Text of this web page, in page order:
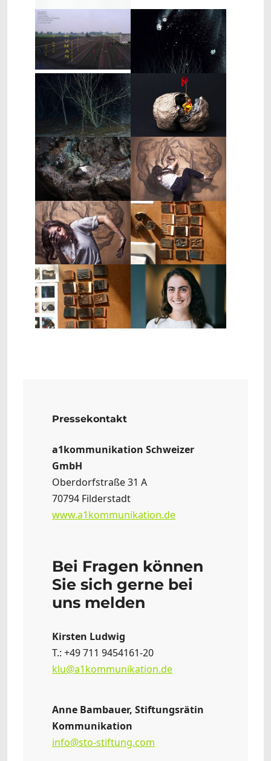
Show larger version Show larger version
Show larger version Show larger version
Show larger version Show larger version
Show larger version Show larger version
Show larger version Show larger version
Pressekontakt
a1kommunikation Schweizer
GmbH
Oberdorfstraße 31 A
70794 Filderstadt
www.a1kommunikation.de
Bei Fragen können
Sie sich gerne bei
uns melden
Kirsten Ludwig
T.: +49 711 9454161-20
klu@a1kommunikation.de
Anne Bambauer, Stiftungsrätin
Kommunikation
info@sto-stiftung.com